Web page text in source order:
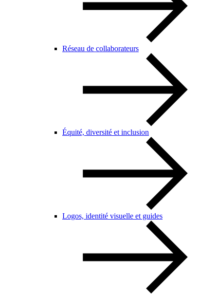
Réseau de collaborateurs
Équité, diversité et inclusion
Logos, identité visuelle et guides